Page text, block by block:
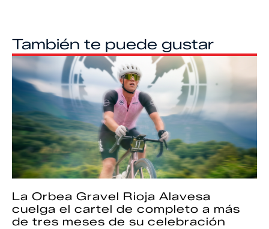
También te puede gustar
La Orbea Gravel Rioja Alavesa
cuelga el cartel de completo a más
de tres meses de su celebración